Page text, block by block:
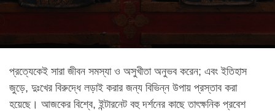
প্রত্যেকেই সারা জীবন সমস্যা ও অসুখীতা অনুভব করেন; এবং ইতিহাস
জুড়ে, দুঃখের বিরুদ্ধে লড়াই করার জন্য বিভিন্ন উপায় প্রস্তাব করা
হয়েছে। আজকের বিশ্বে, ইন্টারনেট বহু দর্শনের কাছে তাৎক্ষনিক প্রবেশ